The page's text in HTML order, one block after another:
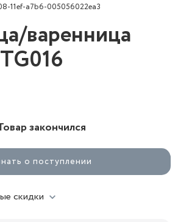
11ef-a7b6-005056022ea3
варенница
закончился
о поступлении
скидки